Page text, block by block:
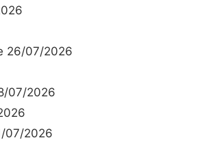
26/07/2026
07/2026
07/2026